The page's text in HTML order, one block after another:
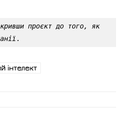
проєкт до того, як
.
інтелект